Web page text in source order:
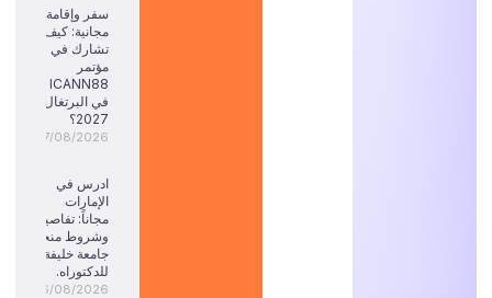
سفر وإقامة
مجانية: كيف
تشارك في
مؤتمر
ICANN88
في البرتغال
2027؟
07/08/2026
ادرس في
الإمارات
مجاناً: تفاصيل
وشروط منحة
جامعة خليفة
للدكتوراه.
06/08/2026